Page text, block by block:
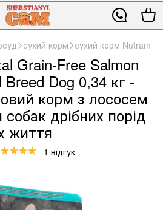
сухий корм сухий корм Nutram
Grain-Free Salmon
Dog 0,34 кг -
корм з лососем
дрібних порід
життя
1 відгук